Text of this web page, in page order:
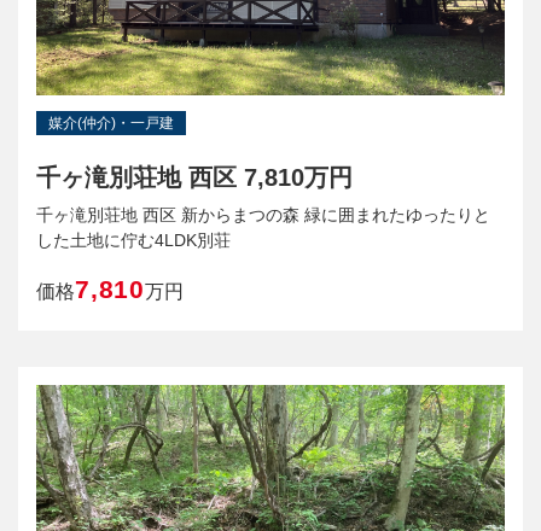
媒介(仲介)・一戸建
千ヶ滝別荘地 西区 7,810万円
千ヶ滝別荘地 西区 新からまつの森 緑に囲まれたゆったりと
した土地に佇む4LDK別荘
価格7,810万円